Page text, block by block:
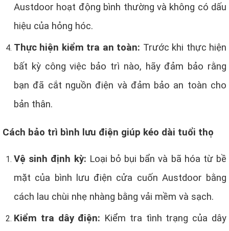
Austdoor hoạt động bình thường và không có dấu
hiệu của hỏng hóc.
Thực hiện kiểm tra an toàn: Trước khi thực hiện
bất kỳ công việc bảo trì nào, hãy đảm bảo rằng
bạn đã cắt nguồn điện và đảm bảo an toàn cho
bản thân.
Cách bảo trì bình lưu điện giúp kéo dài tuổi thọ
Vệ sinh định kỳ: Loại bỏ bụi bẩn và bã hóa từ bề
mặt của bình lưu điện cửa cuốn Austdoor bằng
cách lau chùi nhẹ nhàng bằng vải mềm và sạch.
Kiểm tra dây điện: Kiểm tra tình trạng của dây